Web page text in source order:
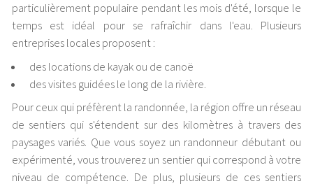
particulièrement populaire pendant les mois d'été, lorsque le
temps est idéal pour se rafraîchir dans l'eau. Plusieurs
entreprises locales proposent :
des locations de kayak ou de canoë
des visites guidées le long de la rivière.
Pour ceux qui préfèrent la randonnée, la région offre un réseau
de sentiers qui s'étendent sur des kilomètres à travers des
paysages variés. Que vous soyez un randonneur débutant ou
expérimenté, vous trouverez un sentier qui correspond à votre
niveau de compétence. De plus, plusieurs de ces sentiers